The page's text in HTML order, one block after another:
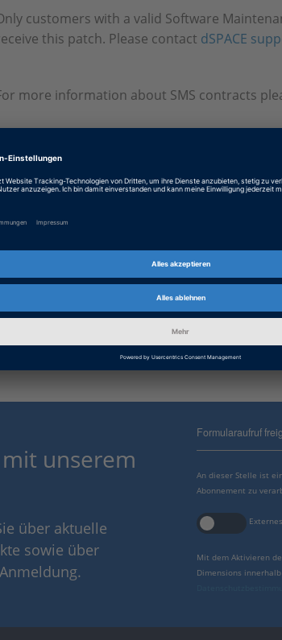
customers with a valid Software
this patch. Please contact dSPACE
more information about SMS contracts
Date
2023-01-25
Informationstyp
Patches
Informationskategorie
dSPACE Release
2020-A
unserem
über aktuelle
sowie über
Formularaufruf
An dieser Stelle ist
Abonnement zu
Mit dem Aktivieren
Dimensions